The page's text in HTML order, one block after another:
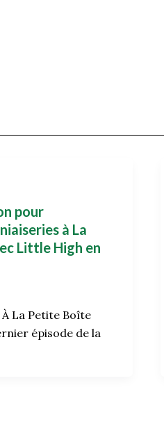
pour
à La
Little High en
La Petite Boîte
épisode de la